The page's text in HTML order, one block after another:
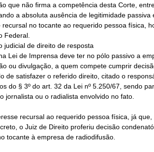
judicial de direito de resposta